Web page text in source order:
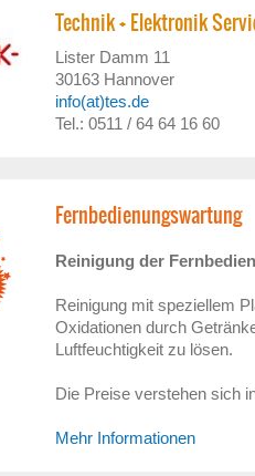
Technik + Elektronik
Lister Damm 11
30163 Hannover
info(at)tes.de
Tel.: 0511 / 64 64 16 60
Fernbedienungswartung
Reinigung der
Reinigung mit speziellem
Oxidationen durch
Luftfeuchtigkeit zu
Die Preise verstehen sich
Mehr Informationen